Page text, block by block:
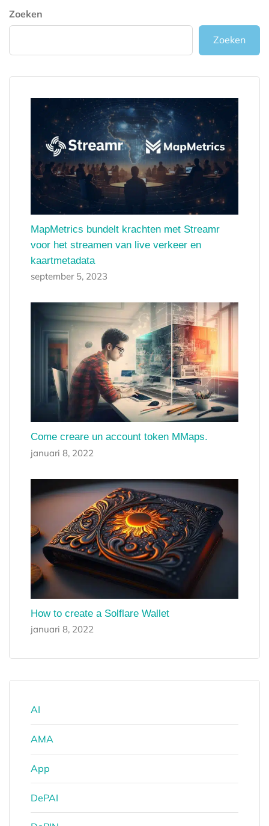
Zoeken
Zoeken
MapMetrics bundelt krachten met Streamr
voor het streamen van live verkeer en
kaartmetadata
september 5, 2023
Come creare un account token MMaps.
januari 8, 2022
How to create a Solflare Wallet
januari 8, 2022
AI
AMA
App
DePAI